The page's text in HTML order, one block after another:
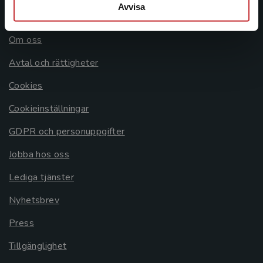
Avvisa
Om oss
Avtal och rättigheter
Cookies
Cookieinställningar
GDPR och personuppgifter
Jobba hos oss
Lediga tjänster
Nyhetsbrev
Press
Tillgänglighet